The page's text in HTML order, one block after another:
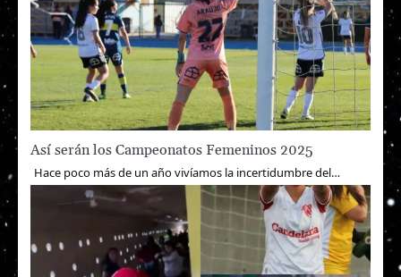
Así serán los Campeonatos Femeninos 2025
Hace poco más de un año vivíamos la incertidumbre del…